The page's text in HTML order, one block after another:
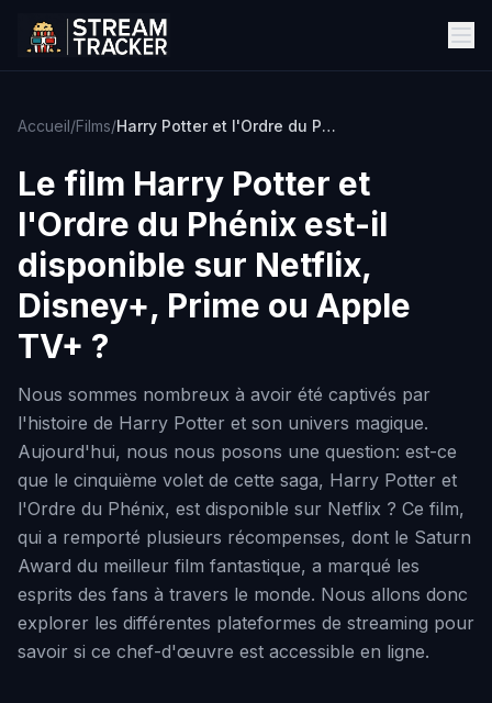
Accueil/Films/ Harry Potter et l'Ordre du Phénix
Le film Harry Potter et
l'Ordre du Phénix est-il
disponible sur Netflix,
Disney+, Prime ou Apple
TV+ ?
Nous sommes nombreux à avoir été captivés par
l'histoire de Harry Potter et son univers magique.
Aujourd'hui, nous nous posons une question: est-ce
que le cinquième volet de cette saga, Harry Potter et
l'Ordre du Phénix, est disponible sur Netflix ? Ce film,
qui a remporté plusieurs récompenses, dont le Saturn
Award du meilleur film fantastique, a marqué les
esprits des fans à travers le monde. Nous allons donc
explorer les différentes plateformes de streaming pour
savoir si ce chef-d'œuvre est accessible en ligne.